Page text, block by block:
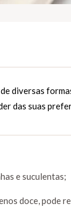
diversas
das suas
e suculentas;
doce, pode